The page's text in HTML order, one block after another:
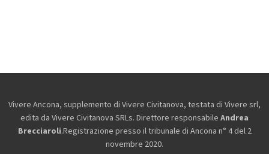
Vivere Ancona, supplemento di Vivere Civitanova, testata di Vivere srl,
edita da Vivere Civitanova SRLs. Direttore responsabile Andrea
Brecciaroli.Registrazione presso il tribunale di Ancona n° 4 del 2
novembre 2020.